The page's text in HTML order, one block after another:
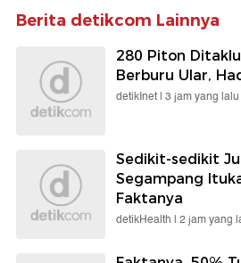
Berita detikcom Lainnya
280 Piton
Berburu Ular,
detikInet | 3 jam yang lalu
Sedikit-sedikit
Segampang
Faktanya
detikHealth | 2 jam yang